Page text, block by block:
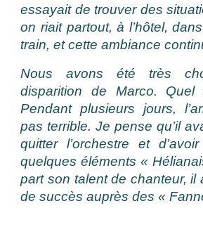
essayait de trouver des
on riait partout, à l’hôtel,
train, et cette ambiance
Nous avons été très
disparition de Marco.
Pendant plusieurs jours,
pas terrible. Je pense qu’il
quitter l’orchestre et
quelques éléments «
part son talent de chanteur, il
de succès auprès des «